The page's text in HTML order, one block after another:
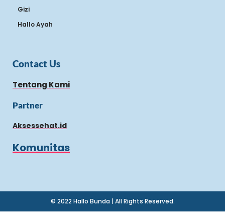
Gizi
Hallo Ayah
Contact Us
Tentang Kami
Partner
Aksessehat.id
Komunitas
© 2022 Hallo Bunda | All Rights Reserved.